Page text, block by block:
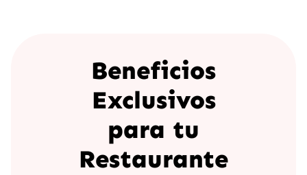
Beneficios
Exclusivos
para tu
Restaurante